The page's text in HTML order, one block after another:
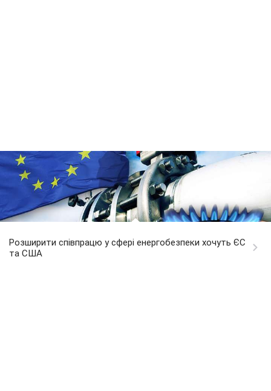
Розширити співпрацю у сфері енергобезпеки хочуть ЄС
та США